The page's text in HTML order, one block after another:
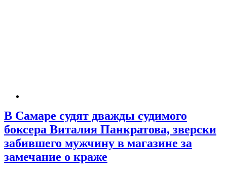
В Самаре судят дважды судимого
боксера Виталия Панкратова, зверски
забившего мужчину в магазине за
замечание о краже